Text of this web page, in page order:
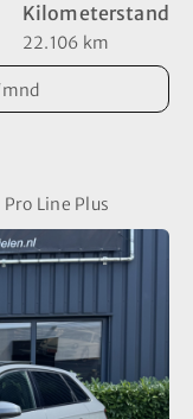
Kilometerstand
22.106 km
Line Plus